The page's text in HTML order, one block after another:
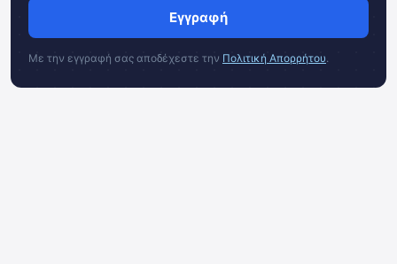
Εγγραφή
Με την εγγραφή σας αποδέχεστε την Πολιτική Απορρήτου.